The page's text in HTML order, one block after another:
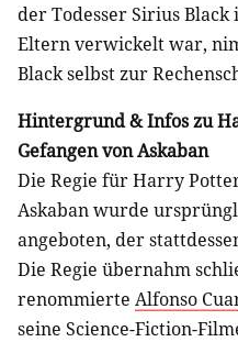
der Todesser Sirius
Eltern verwickelt war,
Black selbst zur
Hintergrund & Infos zu
Gefangen von Askaban
Die Regie für Harry
Askaban wurde
angeboten, der
Die Regie übernahm
renommierte Alfonso
seine Science-Fiction-